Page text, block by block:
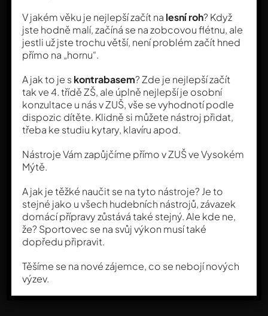
V jakém věku je nejlepší začít na lesní roh? Když
jste hodně malí, začíná se na zobcovou flétnu, ale
jestli už jste trochu větší, není problém začít hned
přímo na „hornu“.
A jak to je s kontrabasem? Zde je nejlepší začít
tak ve 4. třídě ZŠ, ale úplně nejlepší je osobní
konzultace u nás v ZUŠ, vše se vyhodnotí podle
dispozic dítěte. Klidně si můžete nástroj přidat,
třeba ke studiu kytary, klavíru apod.
Nástroje Vám zapůjčíme přímo v ZUŠ ve Vysokém
Mýtě.
A jak je těžké naučit se na tyto nástroje? Je to
stejné jako u všech hudebních nástrojů, závazek
domácí přípravy zůstává také stejný. Ale kde ne,
že? Sportovec se na svůj výkon musí také
dopředu připravit.
Těšíme se na nové zájemce, co se nebojí nových
výzev.